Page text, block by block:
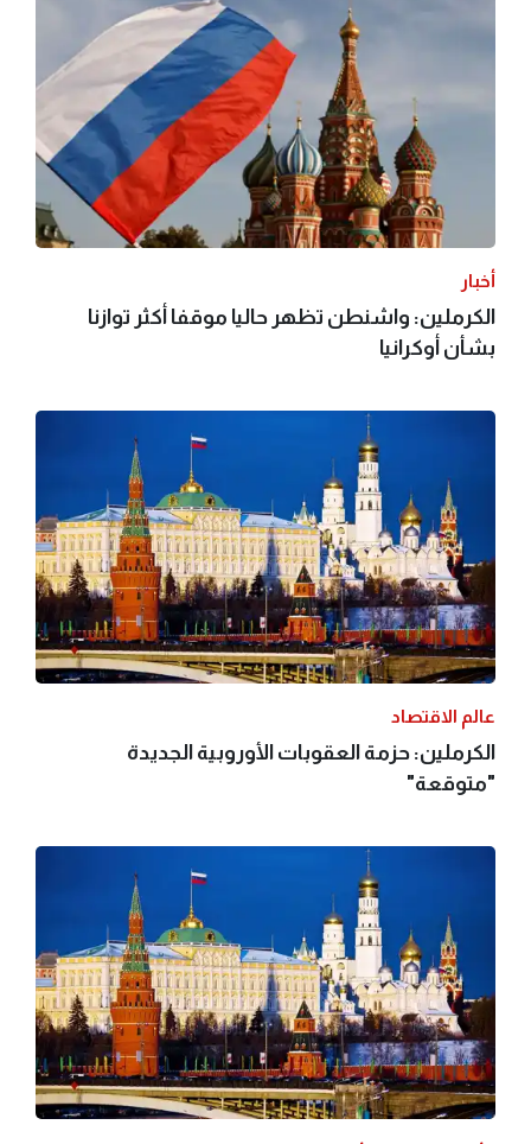
أخبار
الكرملين: واشنطن تظهر حاليا موقفا أكثر توازنا
بشأن أوكرانيا
عالم الاقتصاد
الكرملين: حزمة العقوبات الأوروبية الجديدة
"متوقعة"